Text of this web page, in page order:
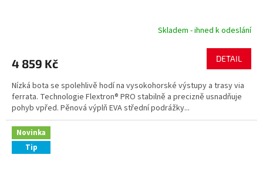
Skladem - ihned k odeslání
4 859 Kč DETAIL
Nízká bota se spolehlivě hodí na vysokohorské výstupy a trasy via
ferrata. Technologie Flextron® PRO stabilně a precizně usnadňuje
pohyb vpřed. Pěnová výplň EVA střední podrážky...
Novinka
Tip